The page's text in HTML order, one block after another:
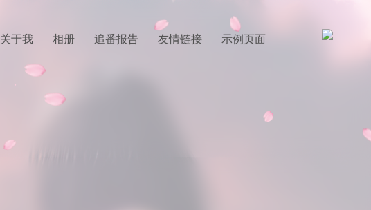
关于我 相册 追番报告 友情链接 示例页面